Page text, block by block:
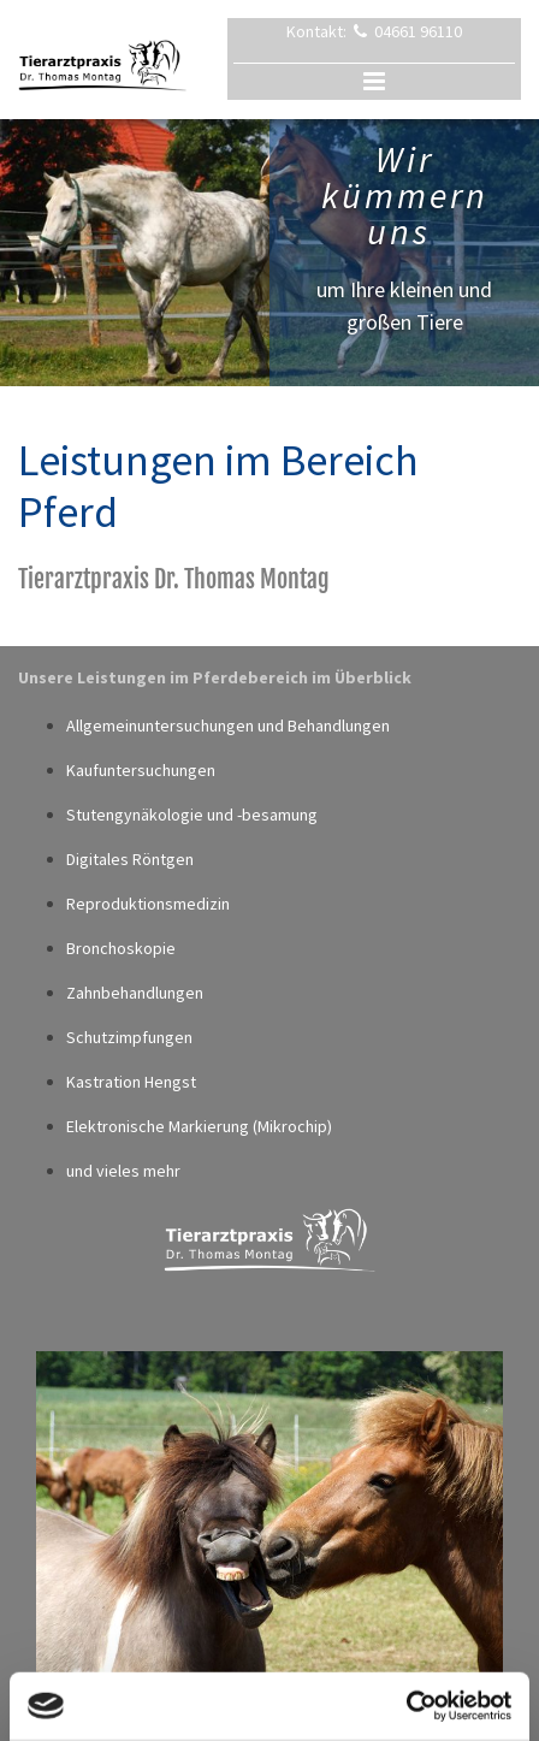
Kontakt: 04661 96110
Wir
kümmern
uns
um Ihre kleinen und
großen Tiere
Leistungen im Bereich
Pferd
Tierarztpraxis Dr. Thomas Montag
Unsere Leistungen im Pferdebereich im Überblick
Allgemeinuntersuchungen und Behandlungen
Kaufuntersuchungen
Stutengynäkologie und -besamung
Digitales Röntgen
Reproduktionsmedizin
Bronchoskopie
Zahnbehandlungen
Schutzimpfungen
Kastration Hengst
Elektronische Markierung (Mikrochip)
und vieles mehr